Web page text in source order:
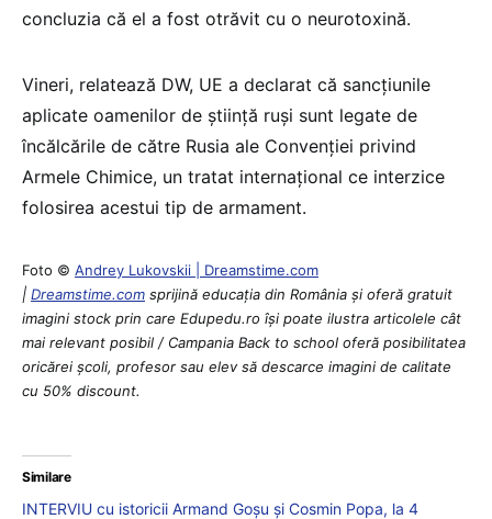
concluzia că el a fost otrăvit cu o neurotoxină.
Vineri, relatează DW, UE a declarat că sancțiunile
aplicate oamenilor de știință ruși sunt legate de
încălcările de către Rusia ale Convenției privind
Armele Chimice, un tratat internațional ce interzice
folosirea acestui tip de armament.
Foto © Andrey Lukovskii | Dreamstime.com
| Dreamstime.com sprijină educaţia din România şi oferă gratuit
imagini stock prin care Edupedu.ro îşi poate ilustra articolele cât
mai relevant posibil / Campania Back to school oferă posibilitatea
oricărei școli, profesor sau elev să descarce imagini de calitate
cu 50% discount.
Similare
INTERVIU cu istoricii Armand Goșu și Cosmin Popa, la 4